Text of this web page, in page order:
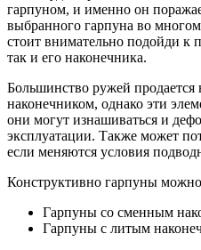
гарпуном, и именно он
выбранного гарпуна во
стоит внимательно подойди к
так и его наконечника.
Большинство ружей продается
наконечником, однако эти
они могут изнашиваться и
эксплуатации. Также может
если меняются условия
Конструктивно гарпуны можно
Гарпуны со сменным
Гарпуны с литым